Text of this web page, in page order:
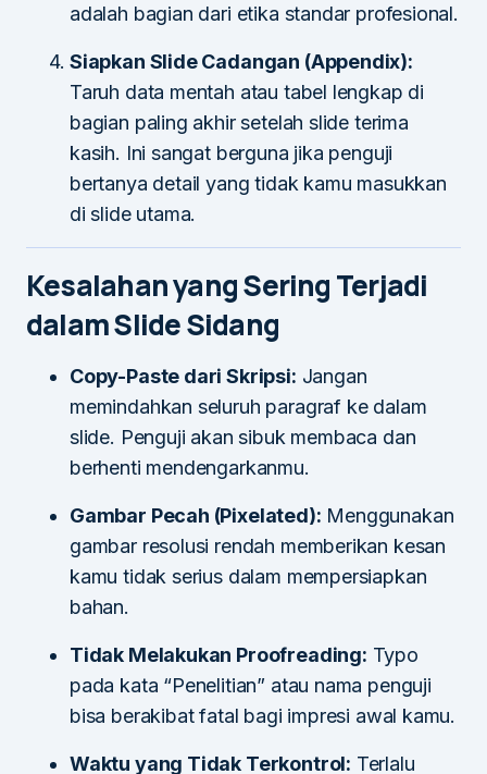
adalah bagian dari etika standar profesional.
Siapkan Slide Cadangan (Appendix):
Taruh data mentah atau tabel lengkap di
bagian paling akhir setelah slide terima
kasih. Ini sangat berguna jika penguji
bertanya detail yang tidak kamu masukkan
di slide utama.
Kesalahan yang Sering Terjadi
dalam Slide Sidang
Copy-Paste dari Skripsi: Jangan
memindahkan seluruh paragraf ke dalam
slide. Penguji akan sibuk membaca dan
berhenti mendengarkanmu.
Gambar Pecah (Pixelated): Menggunakan
gambar resolusi rendah memberikan kesan
kamu tidak serius dalam mempersiapkan
bahan.
Tidak Melakukan Proofreading: Typo
pada kata “Penelitian” atau nama penguji
bisa berakibat fatal bagi impresi awal kamu.
Waktu yang Tidak Terkontrol: Terlalu